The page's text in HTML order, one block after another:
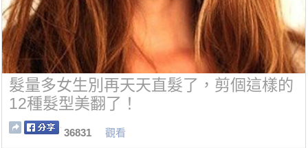
髮量多女生別再天天直髮了，剪個這樣的
12種髮型美翻了！
36831 觀看